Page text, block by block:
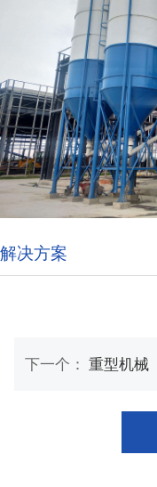
解决方案
下一个：重型机械